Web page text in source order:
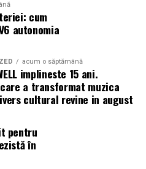
cald este momentul
parfumuri
că
și accesibilitatea
cum
autonomia
acum o săptămână
implineste 15 ani.
a transformat muzica
cultural revine in august
pentru
în